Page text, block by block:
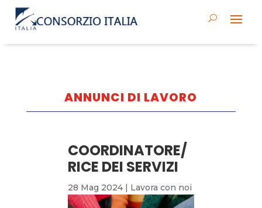
ANNUNCI DI LAVORO
COORDINATORE/
RICE DEI SERVIZI
28 Mag 2024 | Lavora con noi